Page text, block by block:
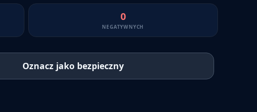
0
NEGATYWNYCH
Oznacz jako bezpieczny